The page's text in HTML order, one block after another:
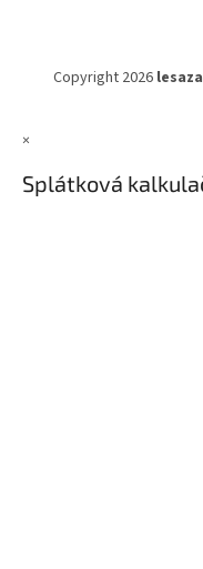
Copyright 2026
×
Splátková